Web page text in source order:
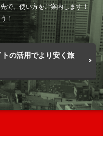
で、使い方をご案内します！
！
の活用でより安く旅